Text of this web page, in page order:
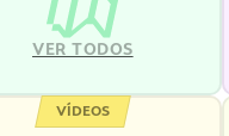
VER TODOS
VÍDEOS